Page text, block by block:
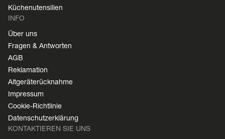
Küchenutensilien
INFO
Über uns
Fragen & Antworten
AGB
Reklamation
Altgeräterücknahme
Impressum
Cookie-Richtlinie
Datenschutzerklärung
KONTAKTIEREN SIE UNS